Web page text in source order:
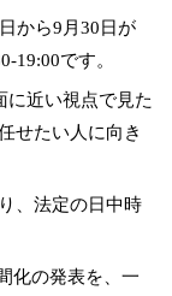
から9月30日が
19:00です。
に近い視点で見た
せたい人に向き
、法定の日中時
化の発表を、一